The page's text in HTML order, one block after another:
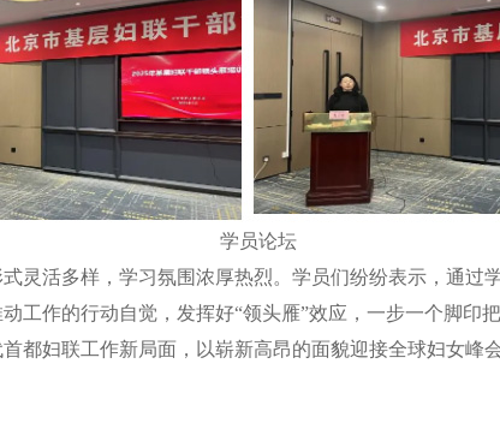
学员论坛
活多样，学习氛围浓厚热烈。学员们纷纷表示，通过学
工作的行动自觉，发挥好“领头雁”效应，一步一个脚印
都妇联工作新局面，以崭新高昂的面貌迎接全球妇女峰